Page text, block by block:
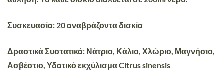
Συσκευασία: 20 αναβράζοντα δισκία
Δραστικά Συστατικά: Νάτριο, Κάλιο, Χλώριο, Μαγνήσιο,
Ασβέστιο, Υδατικό εκχύλισμα Citrus sinensis